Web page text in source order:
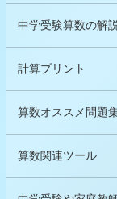
中学受験算数の解
計算プリント
算数オススメ問題
算数関連ツール